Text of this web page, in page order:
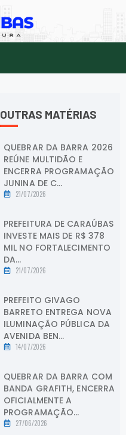
OUTRAS MATÉRIAS
QUEBRAR DA BARRA 2026
REÚNE MULTIDÃO E
ENCERRA PROGRAMAÇÃO
JUNINA DE C...
21/07/2026
PREFEITURA DE CARAÚBAS
INVESTE MAIS DE R$ 378
MIL NO FORTALECIMENTO
DA...
21/07/2026
PREFEITO GIVAGO
BARRETO ENTREGA NOVA
ILUMINAÇÃO PÚBLICA DA
AVENIDA BEN...
14/07/2026
QUEBRAR DA BARRA COM
BANDA GRAFITH, ENCERRA
OFICIALMENTE A
PROGRAMAÇÃO...
27/06/2026